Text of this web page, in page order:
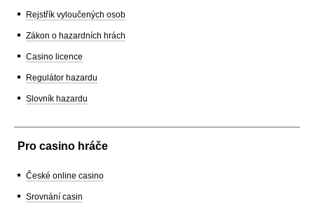
Rejstřík vyloučených osob
Zákon o hazardních hrách
Casino licence
Regulátor hazardu
Slovník hazardu
Pro casino hráče
České online casino
Srovnání casin